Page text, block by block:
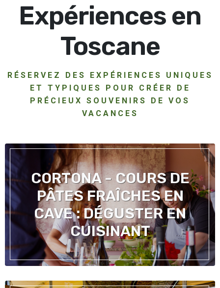
Expériences en
Toscane
RÉSERVEZ DES EXPÉRIENCES UNIQUES
ET TYPIQUES POUR CRÉER DE
PRÉCIEUX SOUVENIRS DE VOS
VACANCES
CORTONA - COURS DE
PÂTES FRAÎCHES EN
CAVE : DÉGUSTER EN
CUISINANT